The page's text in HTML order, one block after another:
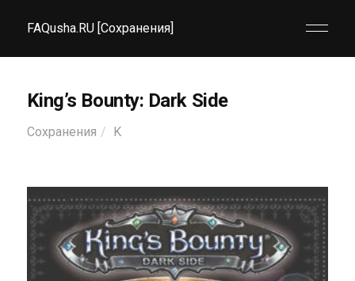
FAQusha.RU [Сохранения]
King’s Bounty: Dark Side
Сохранения K